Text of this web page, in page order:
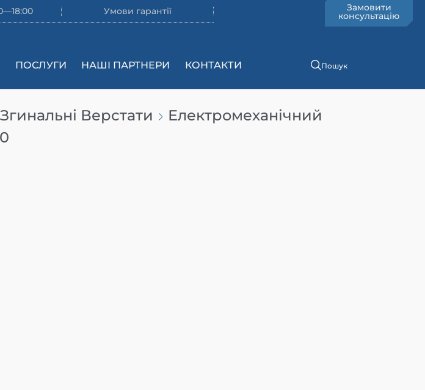
Умови гарантії Замовити
консультацію
ПОСЛУГИ НАШІ ПАРТНЕРИ КОНТАКТИ Пошук
Верстати
Електромеханічний